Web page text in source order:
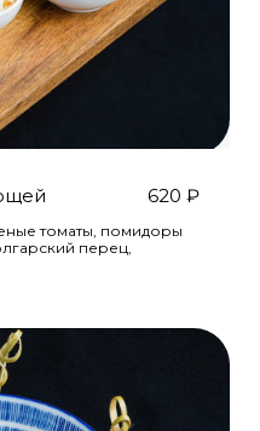
620 ₽
томаты, помидоры
перец,